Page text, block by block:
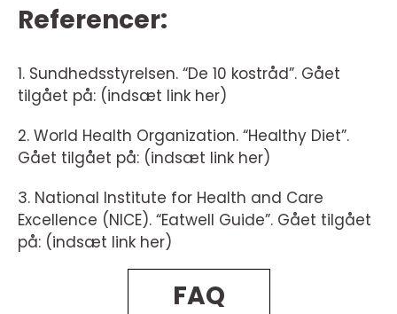
Referencer:
1. Sundhedsstyrelsen. “De 10 kostråd”. Gået
tilgået på: (indsæt link her)
2. World Health Organization. “Healthy Diet”.
Gået tilgået på: (indsæt link her)
3. National Institute for Health and Care
Excellence (NICE). “Eatwell Guide”. Gået tilgået
på: (indsæt link her)
FAQ